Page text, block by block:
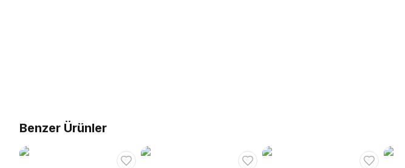
Benzer Ürünler